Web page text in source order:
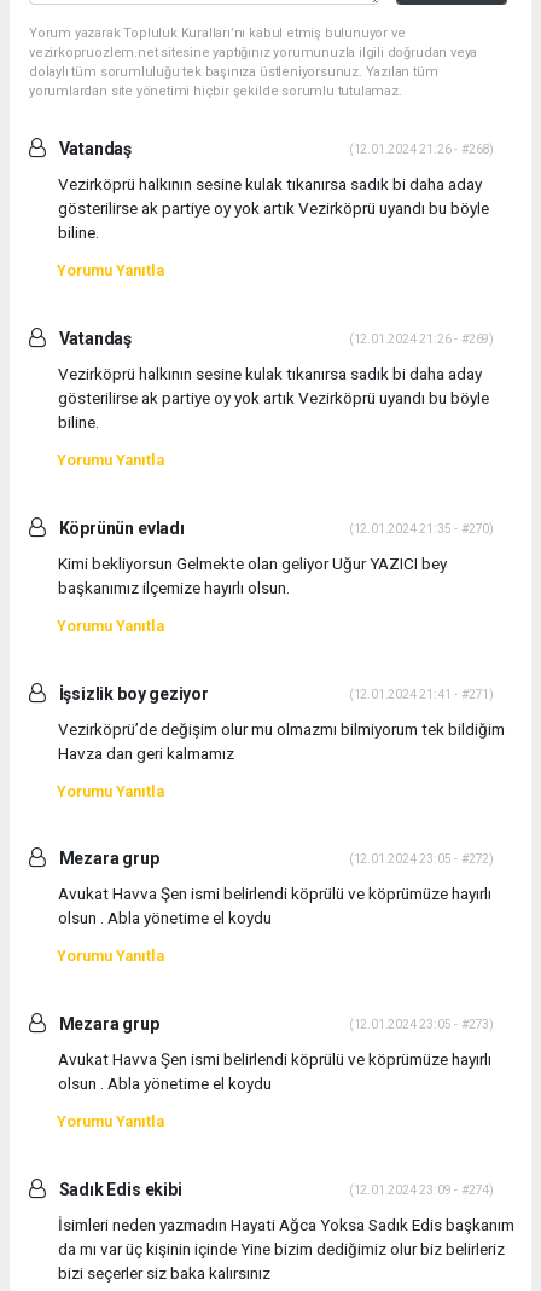
Yorum yazarak Topluluk Kuralları’nı kabul etmiş bulunuyor ve
vezirkopruozlem.net sitesine yaptığınız yorumunuzla ilgili doğrudan veya
dolaylı tüm sorumluluğu tek başınıza üstleniyorsunuz. Yazılan tüm
yorumlardan site yönetimi hiçbir şekilde sorumlu tutulamaz.
Vatandaş (12.01.2024 21:26 - #268)
Vezirköprü halkının sesine kulak tıkanırsa sadık bi daha aday
gösterilirse ak partiye oy yok artık Vezirköprü uyandı bu böyle
biline.
Yorumu Yanıtla
Vatandaş (12.01.2024 21:26 - #269)
Vezirköprü halkının sesine kulak tıkanırsa sadık bi daha aday
gösterilirse ak partiye oy yok artık Vezirköprü uyandı bu böyle
biline.
Yorumu Yanıtla
Köprünün evladı (12.01.2024 21:35 - #270)
Kimi bekliyorsun Gelmekte olan geliyor Uğur YAZICI bey
başkanımız ilçemize hayırlı olsun.
Yorumu Yanıtla
İşsizlik boy geziyor (12.01.2024 21:41 - #271)
Vezirköprü’de değişim olur mu olmazmı bilmiyorum tek bildiğim
Havza dan geri kalmamız
Yorumu Yanıtla
Mezara grup (12.01.2024 23:05 - #272)
Avukat Havva Şen ismi belirlendi köprülü ve köprümüze hayırlı
olsun . Abla yönetime el koydu
Yorumu Yanıtla
Mezara grup (12.01.2024 23:05 - #273)
Avukat Havva Şen ismi belirlendi köprülü ve köprümüze hayırlı
olsun . Abla yönetime el koydu
Yorumu Yanıtla
Sadık Edis ekibi (12.01.2024 23:09 - #274)
İsimleri neden yazmadın Hayati Ağca Yoksa Sadık Edis başkanım
da mı var üç kişinin içinde Yine bizim dediğimiz olur biz belirleriz
bizi seçerler siz baka kalırsınız